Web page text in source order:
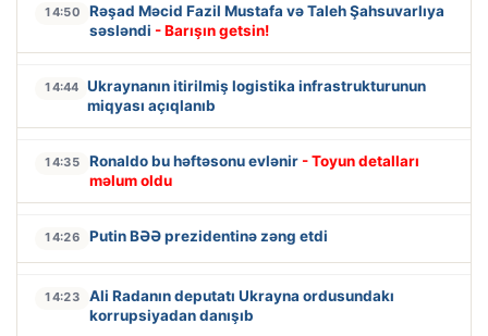
14:50
Rəşad Məcid Fazil Mustafa və Taleh Şahsuvarlıya
səsləndi - Barışın getsin!
14:44 Ukraynanın itirilmiş logistika infrastrukturunun
miqyası açıqlanıb
14:35 Ronaldo bu həftəsonu evlənir - Toyun detalları
məlum oldu
14:26 Putin BƏƏ prezidentinə zəng etdi
14:23
Ali Radanın deputatı Ukrayna ordusundakı
korrupsiyadan danışıb